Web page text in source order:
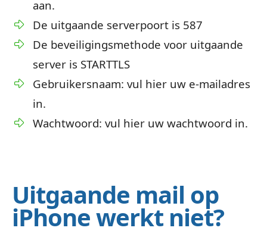
aan.
De uitgaande serverpoort is 587
De beveiligingsmethode voor uitgaande
server is STARTTLS
Gebruikersnaam: vul hier uw e-mailadres
in.
Wachtwoord: vul hier uw wachtwoord in.
Uitgaande mail op
iPhone werkt niet?